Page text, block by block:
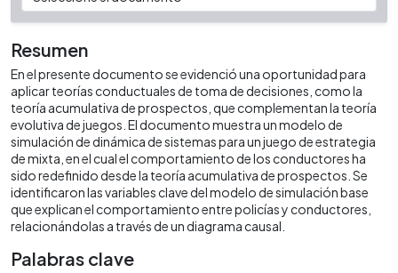
Resumen
En el presente documento se evidenció una oportunidad para
aplicar teorías conductuales de toma de decisiones, como la
teoría acumulativa de prospectos, que complementan la teoría
evolutiva de juegos. El documento muestra un modelo de
simulación de dinámica de sistemas para un juego de estrategia
de mixta, en el cual el comportamiento de los conductores ha
sido redefinido desde la teoría acumulativa de prospectos. Se
identificaron las variables clave del modelo de simulación base
que explican el comportamiento entre policías y conductores,
relacionándolas a través de un diagrama causal.
Palabras clave